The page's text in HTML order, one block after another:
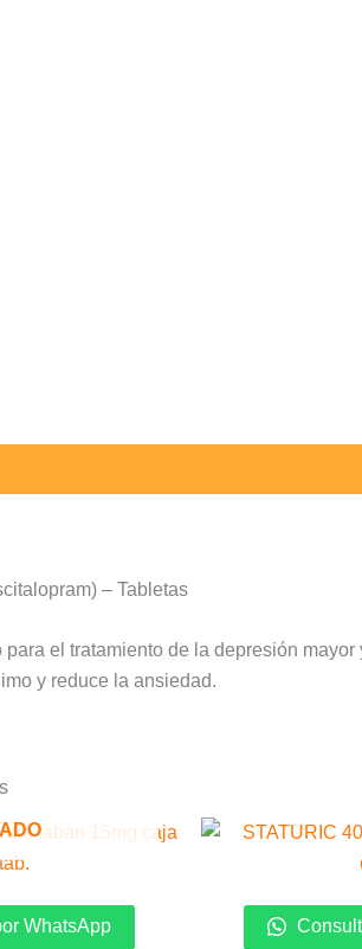
– Tabletas
el tratamiento de la depresión
y reduce la ansiedad.
WhatsApp